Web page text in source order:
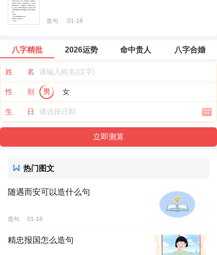
造句 01-18
八字精批 2026运势 命中贵人 八字合婚
姓 名
性 别 男 女
生 日
热门图文
随遇而安可以造什么句
造句 01-18
精忠报国怎么造句